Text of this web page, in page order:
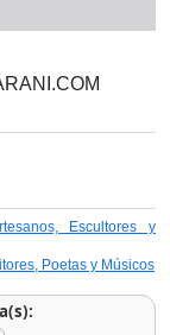
Escultores y
Poetas y Músicos